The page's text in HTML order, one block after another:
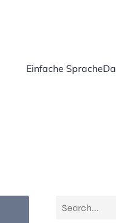
Einfache Sprache